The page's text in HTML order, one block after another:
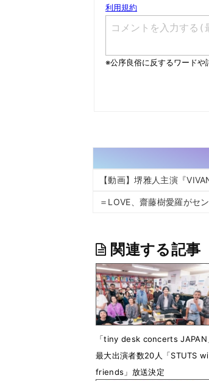
【動画】堺雅人主演『
＝LOVE、齋藤樹愛羅がセ
関連する記事
「tiny desk concerts JAPAN
最大出演者数20人「STUTS
friends」放送決定